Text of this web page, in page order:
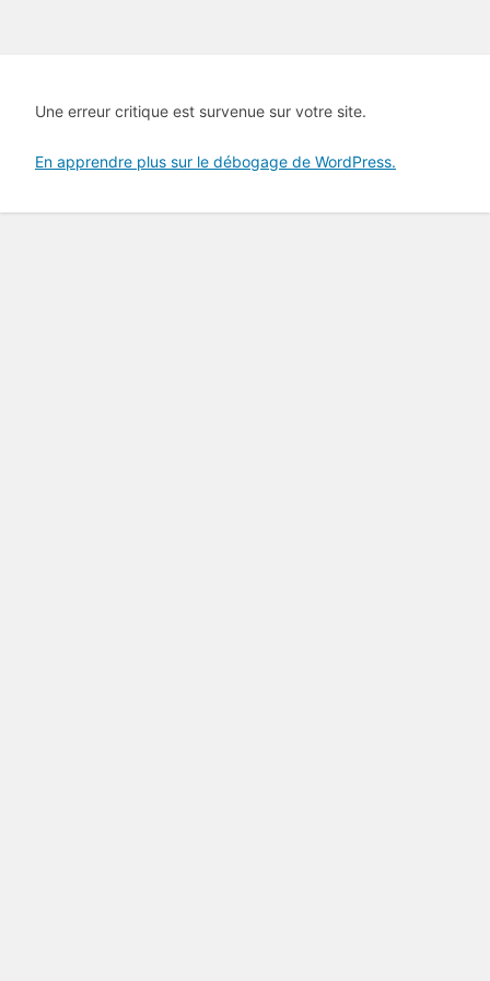
Une erreur critique est survenue sur votre site.
En apprendre plus sur le débogage de WordPress.